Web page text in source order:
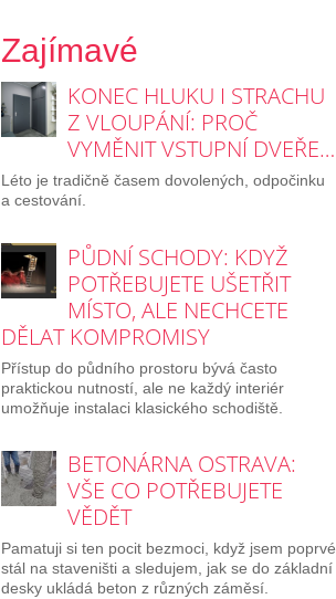
Zajímavé
KONEC HLUKU I STRACHU
Z VLOUPÁNÍ: PROČ
VYMĚNIT VSTUPNÍ DVEŘE…
Léto je tradičně časem dovolených, odpočinku
a cestování.
PŮDNÍ SCHODY: KDYŽ
POTŘEBUJETE UŠETŘIT
MÍSTO, ALE NECHCETE
DĚLAT KOMPROMISY
Přístup do půdního prostoru bývá často
praktickou nutností, ale ne každý interiér
umožňuje instalaci klasického schodiště.
BETONÁRNA OSTRAVA:
VŠE CO POTŘEBUJETE
VĚDĚT
Pamatuji si ten pocit bezmoci, když jsem poprvé
stál na staveništi a sledujem, jak se do základní
desky ukládá beton z různých záměsí.